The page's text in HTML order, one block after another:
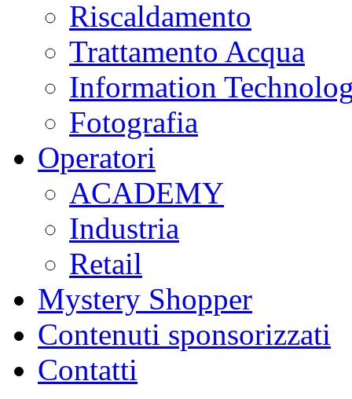
Riscaldamento
Trattamento Acqua
Information
Fotografia
Operatori
ACADEMY
Industria
Retail
Mystery Shopper
Contenuti sponsorizzati
Contatti